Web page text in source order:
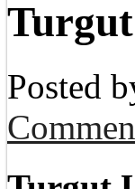
Posted